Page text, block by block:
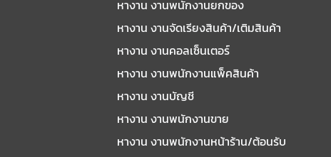
หางาน งานพนักงานยกของ
หางาน งานจัดเรียงสินค้า/เติมสินค้า
หางาน งานคอลเซ็นเตอร์
หางาน งานพนักงานแพ็คสินค้า
หางาน งานบัญชี
หางาน งานพนักงานขาย
หางาน งานพนักงานหน้าร้าน/ต้อนรับ